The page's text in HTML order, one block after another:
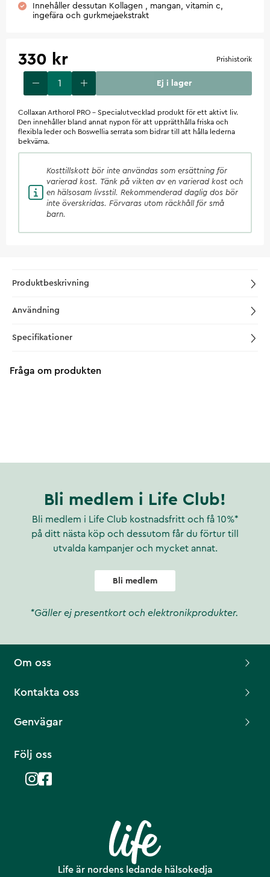
Innehåller dessutan Kollagen , mangan, vitamin c,
ingefära och gurkmejaekstrakt
330 kr Prishistorik
Ej i lager
Collaxan Arthorol PRO - Specialutvecklad produkt för ett aktivt liv.
Den innehåller bland annat nypon för att upprätthålla friska och
flexibla leder och Boswellia serrata som bidrar till att hålla lederna
bekväma.
Kosttillskott bör inte användas som ersättning för
varierad kost. Tänk på vikten av en varierad kost och
en hälsosam livsstil. Rekommenderad daglig dos bör
inte överskridas. Förvaras utom räckhåll för små
barn.
Produktbeskrivning
Användning
Specifikationer
Fråga om produkten
Bli medlem i Life Club!
Bli medlem i Life Club kostnadsfritt och få 10%*
på ditt nästa köp och dessutom får du förtur till
utvalda kampanjer och mycket annat.
Bli medlem
*Gäller ej presentkort och elektronikprodukter.
Life är nordens ledande hälsokedja
Om oss
Kontakta oss
Genvägar
Följ oss